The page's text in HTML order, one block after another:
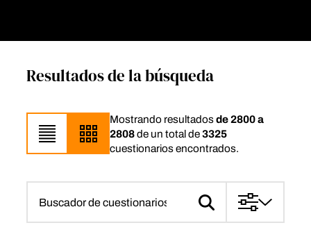
Resultados de la búsqueda
Mostrando resultadosde 2800 a
2808de un total de3325
cuestionarios encontrados.